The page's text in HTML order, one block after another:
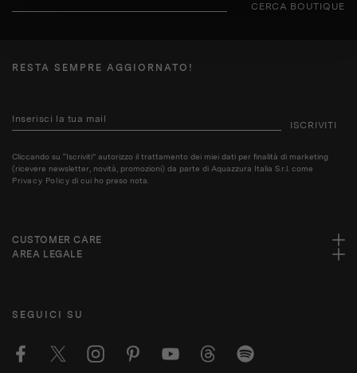
CERCA BOUTIQUE
RESTA SEMPRE AGGIORNATO!
ISCRIVITI
Cliccando su “Iscriviti” autorizzo il trattamento dei miei dati per finalità di marketing
(ricevere newsletter, novità, promozioni) da parte di Aquazzura Italia S.r.l. come
Privacy Policy di cui ho preso nota.
CUSTOMER CARE
AREA LEGALE
SEGUICI SU